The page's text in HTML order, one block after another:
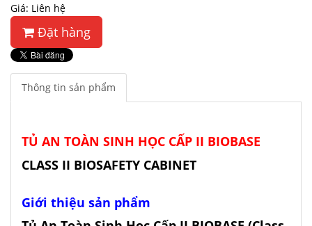
Giá: Liên hệ
Đặt hàng
Thông tin sản phẩm
TỦ AN TOÀN SINH HỌC CẤP II BIOBASE
CLASS II BIOSAFETY CABINET
Giới thiệu sản phẩm